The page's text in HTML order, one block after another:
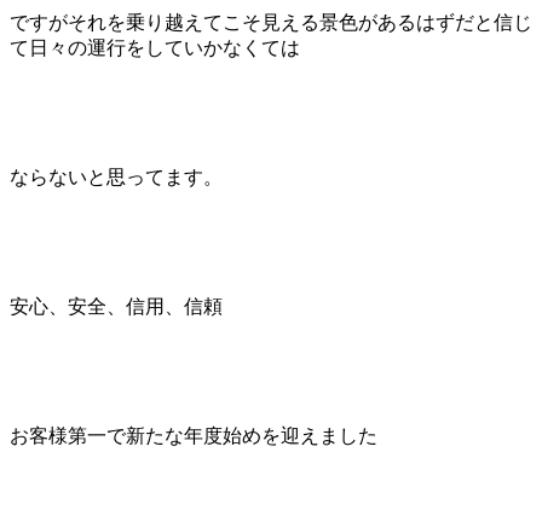
ですがそれを乗り越えてこそ見える景色があるはずだと信じ
て日々の運行をしていかなくては
ならないと思ってます。
安心、安全、信用、信頼
お客様第一で新たな年度始めを迎えました